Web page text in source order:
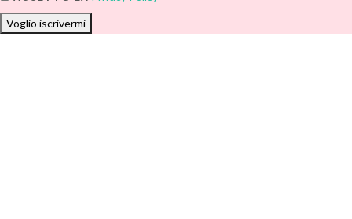
Voglio iscrivermi